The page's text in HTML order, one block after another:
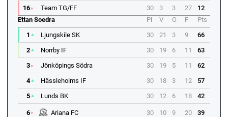
16
Team TG/FF 30 3 3 27
12
Ettan Soedra
Pl V O F
Pts
1
Ljungskile SK 30 21 3 9
66
2
Norrby IF 30 19 6 11
63
3
Jönköpings Södra 30 19 5 11
62
4
Hässleholms IF 30 18 3 12
57
5
Lunds BK 30 12 6 18 42
6 Ariana FC 30 10 9 20 39